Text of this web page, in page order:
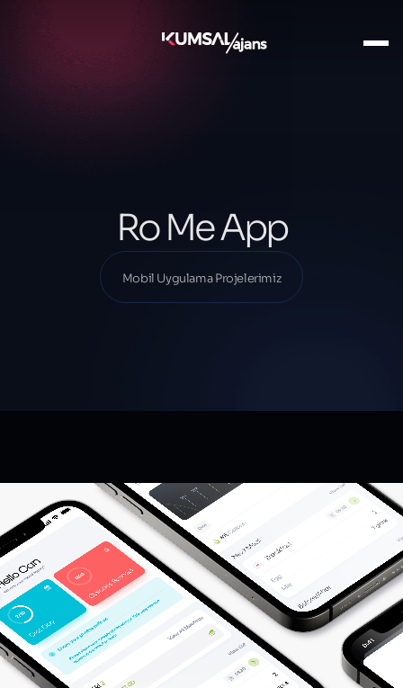
Projelerimiz
Mobil Uygulama Projelerimiz
Ro Me App
Mobil Uygulama Projelerimiz